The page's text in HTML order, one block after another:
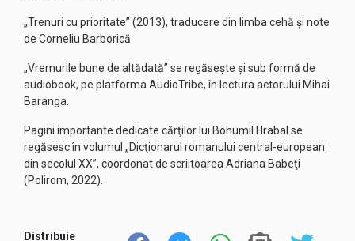
„Trenuri cu prioritate” (2013), traducere din limba cehă şi note
de Corneliu Barborică
„Vremurile bune de altădată” se regăseşte şi sub formă de
audiobook, pe platforma AudioTribe, în lectura actorului Mihai
Baranga.
Pagini importante dedicate cărţilor lui Bohumil Hrabal se
regăsesc în volumul „Dicţionarul romanului central-european
din secolul XX”, coordonat de scriitoarea Adriana Babeţi
(Polirom, 2022).
Distribuie